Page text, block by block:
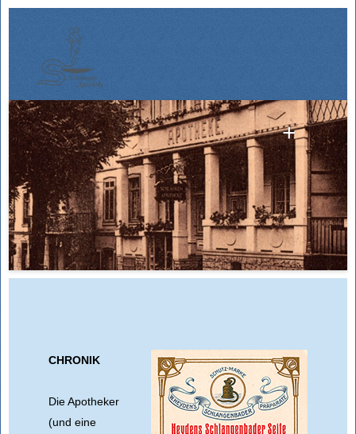
CHRONIK
Die Apotheker
(und eine